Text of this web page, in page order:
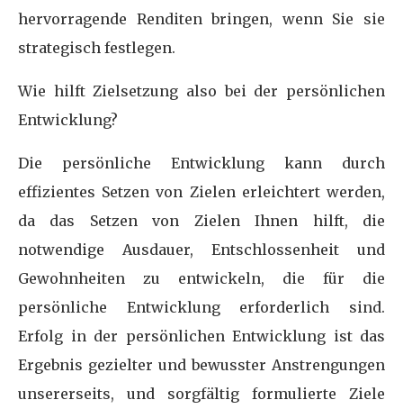
hervorragende Renditen bringen, wenn Sie sie
strategisch festlegen.
Wie hilft Zielsetzung also bei der persönlichen
Entwicklung?
Die persönliche Entwicklung kann durch
effizientes Setzen von Zielen erleichtert werden,
da das Setzen von Zielen Ihnen hilft, die
notwendige Ausdauer, Entschlossenheit und
Gewohnheiten zu entwickeln, die für die
persönliche Entwicklung erforderlich sind.
Erfolg in der persönlichen Entwicklung ist das
Ergebnis gezielter und bewusster Anstrengungen
unsererseits, und sorgfältig formulierte Ziele